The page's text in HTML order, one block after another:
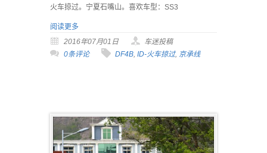
火车掠过。宁夏石嘴山。喜欢车型：SS3
阅读更多
2016年07月01日
车迷投稿
0条评论
DF4B, ID-火车掠过, 京承线